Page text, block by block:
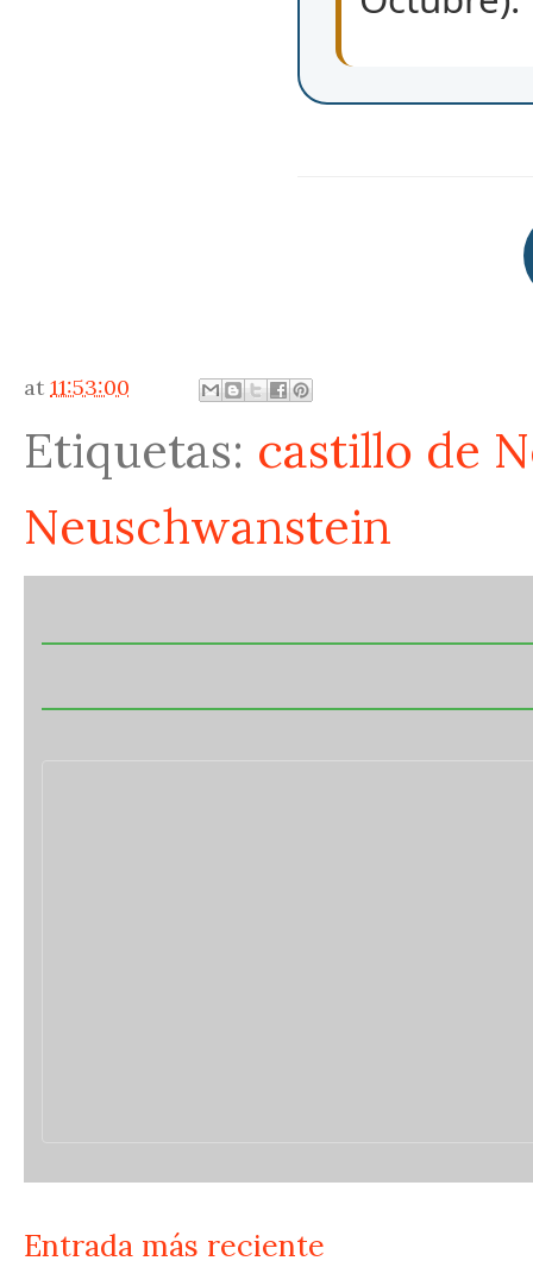
at 11:53:00
Etiquetas: castillo de
Neuschwanstein
Entrada más reciente